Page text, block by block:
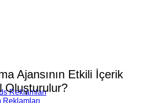
Reklamları
Reklamları
Ajansının Etkili İçerik
Oluşturulur?